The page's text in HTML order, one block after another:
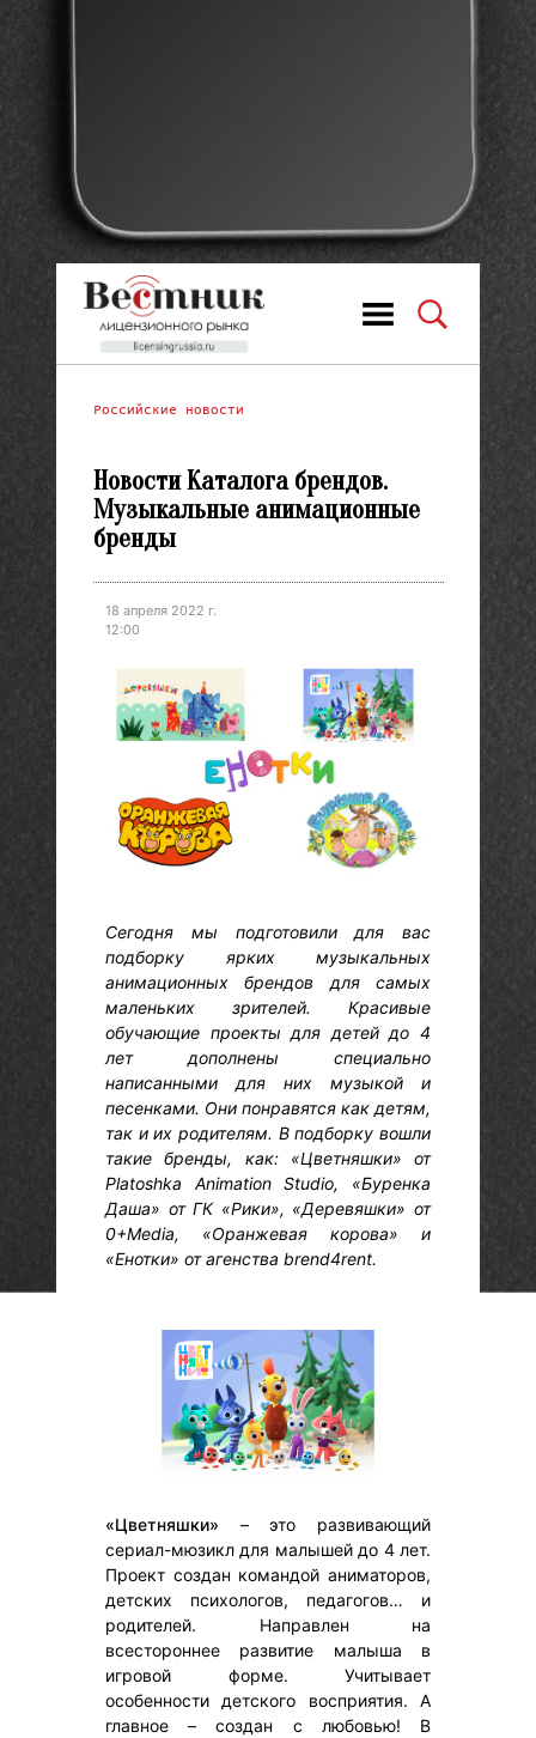
Российские новости
Новости Каталога брендов.
Музыкальные анимационные
бренды
18 апреля 2022 г.
12:00
Сегодня мы подготовили для вас
подборку ярких музыкальных
анимационных брендов для самых
маленьких зрителей. Красивые
обучающие проекты для детей до 4
лет дополнены специально
написанными для них музыкой и
песенками. Они понравятся как детям,
так и их родителям. В подборку вошли
такие бренды, как: «Цветняшки» от
Platoshka Animation Studio, «Буренка
Даша» от ГК «Рики», «Деревяшки» от
0+Media, «Оранжевая корова» и
«Енотки» от агенства brend4rent.
«Цветняшки» – это развивающий
сериал-мюзикл для малышей до 4 лет.
Проект создан командой аниматоров,
детских психологов, педагогов… и
родителей. Направлен на
всестороннее развитие малыша в
игровой форме. Учитывает
особенности детского восприятия. А
главное – создан с любовью! В